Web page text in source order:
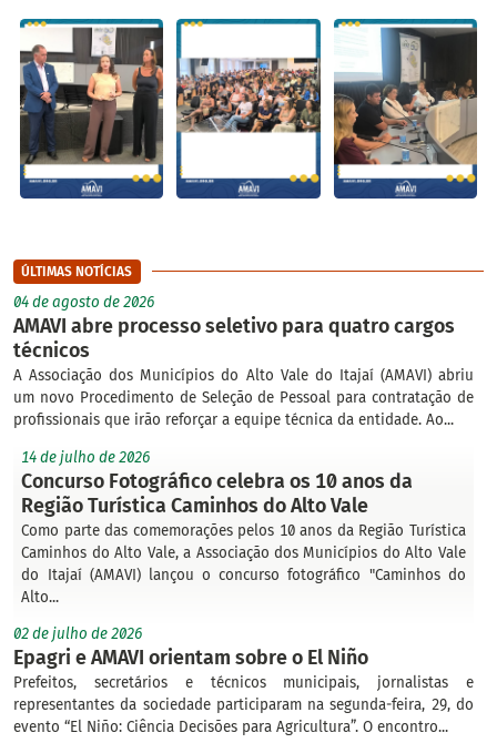
ÚLTIMAS NOTÍCIAS
04 de agosto de 2026
AMAVI abre processo seletivo para quatro cargos
técnicos
A Associação dos Municípios do Alto Vale do Itajaí (AMAVI) abriu
um novo Procedimento de Seleção de Pessoal para contratação de
profissionais que irão reforçar a equipe técnica da entidade. Ao...
14 de julho de 2026
Concurso Fotográfico celebra os 10 anos da
Região Turística Caminhos do Alto Vale
Como parte das comemorações pelos 10 anos da Região Turística
Caminhos do Alto Vale, a Associação dos Municípios do Alto Vale
do Itajaí (AMAVI) lançou o concurso fotográfico "Caminhos do
Alto...
02 de julho de 2026
Epagri e AMAVI orientam sobre o El Niño
Prefeitos, secretários e técnicos municipais, jornalistas e
representantes da sociedade participaram na segunda-feira, 29, do
evento “El Niño: Ciência Decisões para Agricultura”. O encontro...